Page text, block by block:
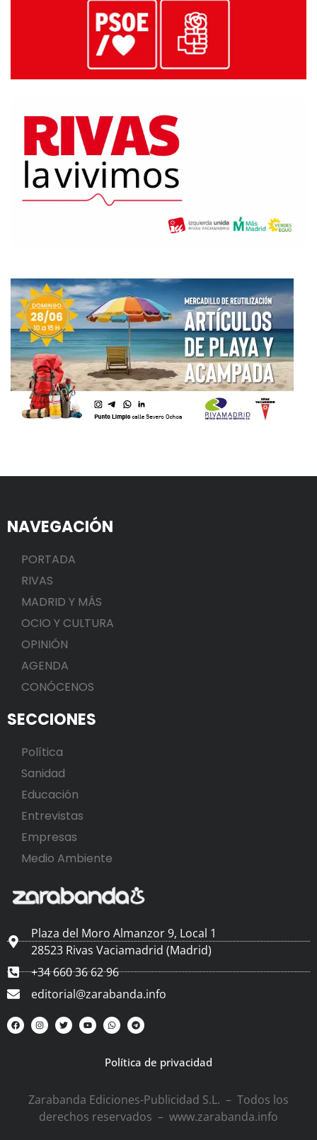
NAVEGACIÓN
PORTADA
RIVAS
MADRID Y MÁS
OCIO Y CULTURA
OPINIÓN
AGENDA
CONÓCENOS
SECCIONES
Política
Sanidad
Educación
Entrevistas
Empresas
Medio Ambiente
Plaza del Moro Almanzor 9, Local 1
28523 Rivas Vaciamadrid (Madrid)
+34 660 36 62 96
editorial@zarabanda.info
Política de privacidad
Zarabanda Ediciones-Publicidad S.L. – Todos los
derechos reservados – www.zarabanda.info